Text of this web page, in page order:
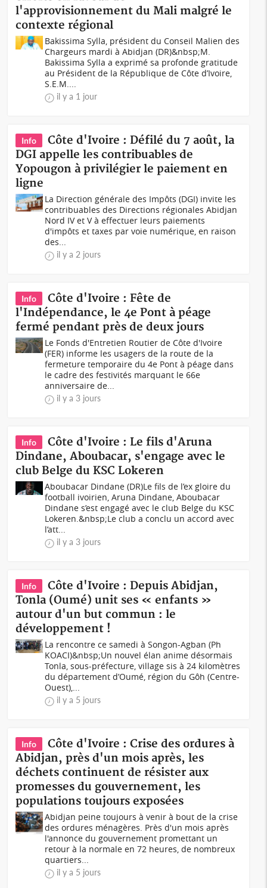
l'approvisionnement du Mali malgré le
contexte régional
Bakissima Sylla, président du Conseil Malien des
Chargeurs mardi à Abidjan (DR)&nbsp;M.
Bakissima Sylla a exprimé sa profonde gratitude
au Président de la République de Côte d’Ivoire,
S.E.M....
il y a 1 jour
Info
Côte d'Ivoire : Défilé du 7 août, la
DGI appelle les contribuables de
Yopougon à privilégier le paiement en
ligne
La Direction générale des Impôts (DGI) invite les
contribuables des Directions régionales Abidjan
Nord IV et V à effectuer leurs paiements
d'impôts et taxes par voie numérique, en raison
des...
il y a 2 jours
Info
Côte d'Ivoire : Fête de
l'Indépendance, le 4e Pont à péage
fermé pendant près de deux jours
Le Fonds d'Entretien Routier de Côte d'Ivoire
(FER) informe les usagers de la route de la
fermeture temporaire du 4e Pont à péage dans
le cadre des festivités marquant le 66e
anniversaire de...
il y a 3 jours
Info
Côte d'Ivoire : Le fils d'Aruna
Dindane, Aboubacar, s'engage avec le
club Belge du KSC Lokeren
Aboubacar Dindane (DR)Le fils de l’ex gloire du
football ivoirien, Aruna Dindane, Aboubacar
Dindane s’est engagé avec le club Belge du KSC
Lokeren.&nbsp;Le club a conclu un accord avec
l’att...
il y a 3 jours
Info
Côte d'Ivoire : Depuis Abidjan,
Tonla (Oumé) unit ses « enfants »
autour d'un but commun : le
développement !
La rencontre ce samedi à Songon-Agban (Ph
KOACI)&nbsp;Un nouvel élan anime désormais
Tonla, sous-préfecture, village sis à 24 kilomètres
du département d’Oumé, région du Gôh (Centre-
Ouest),...
il y a 5 jours
Info
Côte d'Ivoire : Crise des ordures à
Abidjan, près d'un mois après, les
déchets continuent de résister aux
promesses du gouvernement, les
populations toujours exposées
Abidjan peine toujours à venir à bout de la crise
des ordures ménagères. Près d'un mois après
l'annonce du gouvernement promettant un
retour à la normale en 72 heures, de nombreux
quartiers...
il y a 5 jours